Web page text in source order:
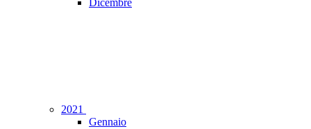
Dicembre
2021
Gennaio